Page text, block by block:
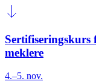
Ser­­ti­­fi­­se­rings­­­kurs
mek­­le­­re
4.–5. nov.